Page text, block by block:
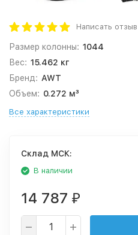
Написать отзыв
Размер колонны: 1044
Вес: 15.462 кг
Бренд: AWT
Объем: 0.272 м³
Все характеристики
Cклад МСК:
В наличии
14 787 ₽